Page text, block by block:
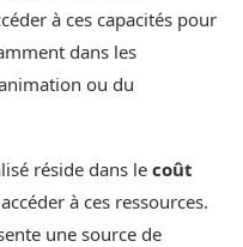
à ces capacités pour
dans les
ou du
réside dans le coût
à ces ressources.
une source de